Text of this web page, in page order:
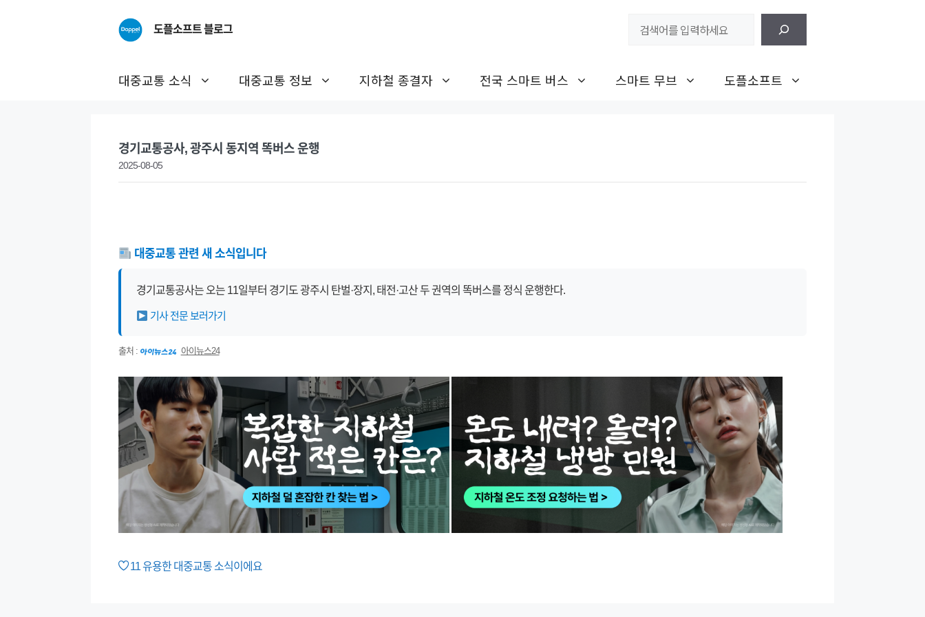
도플소프트 블로그
대중교통 소식 대중교통 정보 지하철 종결자 전국 스마트 버스 스마트 무브 도플소프트
경기교통공사, 광주시 동지역 똑버스 운행
2025-08-05
대중교통 관련 새 소식입니다
경기교통공사는 오는 11일부터 경기도 광주시 탄벌·장지, 태전·고산 두 권역의 똑버스를 정식 운행한다.
기사 전문 보러가기
출처 : 아이뉴스24
11유용한 대중교통 소식이에요